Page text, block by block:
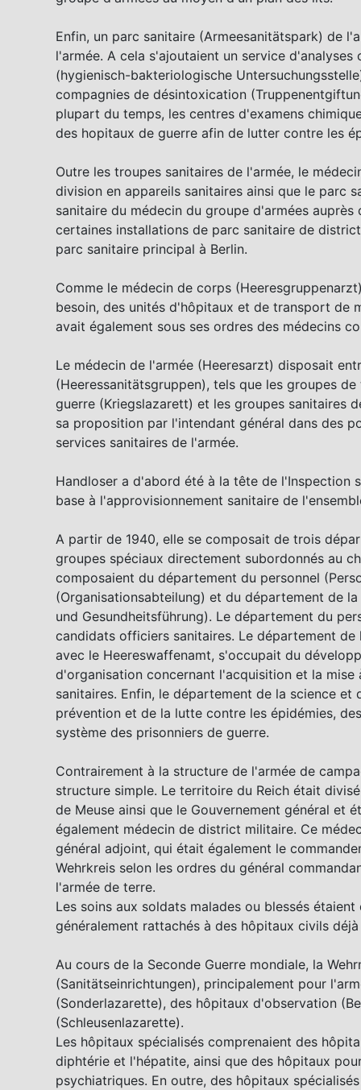
Enfin, un parc sanitaire (Armeesanitätspark) de
l'armée. A cela s'ajoutaient un service
(hygienisch-bakteriologische
compagnies de désintoxication
plupart du temps, les centres d'examens
des hopitaux de guerre afin de lutter contre les
Outre les troupes sanitaires de l'armée, le
division en appareils sanitaires ainsi que le parc
sanitaire du médecin du groupe d'armées
certaines installations de parc sanitaire de
parc sanitaire principal à Berlin.
Comme le médecin de corps
besoin, des unités d'hôpitaux et de transport de
avait également sous ses ordres des médecins
Le médecin de l'armée (Heeresarzt) disposait
(Heeressanitätsgruppen), tels que les groupes
guerre (Kriegslazarett) et les groupes sanitaires
sa proposition par l'intendant général dans des
services sanitaires de l'armée.
Handloser a d'abord été à la tête de l'Inspection
base à l'approvisionnement sanitaire de
A partir de 1940, elle se composait de trois
groupes spéciaux directement subordonnés au
composaient du département du personnel
(Organisationsabteilung) et du département de
und Gesundheitsführung). Le département du
candidats officiers sanitaires. Le département
avec le Heereswaffenamt, s'occupait du
d'organisation concernant l'acquisition et la
sanitaires. Enfin, le département de la science
prévention et de la lutte contre les épidémies,
système des prisonniers de guerre.
Contrairement à la structure de l'armée de
structure simple. Le territoire du Reich était
de Meuse ainsi que le Gouvernement général et
également médecin de district militaire. Ce
général adjoint, qui était également le
Wehrkreis selon les ordres du général
l'armée de terre.
Les soins aux soldats malades ou blessés
généralement rattachés à des hôpitaux civils
Au cours de la Seconde Guerre mondiale, la
(Sanitätseinrichtungen), principalement pour
(Sonderlazarette), des hôpitaux d'observation
(Schleusenlazarette).
Les hôpitaux spécialisés comprenaient des
diphtérie et l'hépatite, ainsi que des hôpitaux
psychiatriques. En outre, des hôpitaux